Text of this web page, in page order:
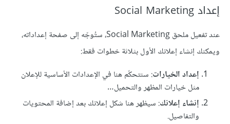
إعداد Social Marketing
عند تفعيل ملحق Social Marketing، ستُوجّه إلى صفحة إعداداته،
ويمكنك إنشاء إعلانك الأول بثلاثة خطوات فقط:
إعداد الخيارات: سنتحكّم هنا في الإعدادات الأساسية للإعلان
مثل خيارات المظهر والتحميل…
إنشاء إعلانك: سيظهر هنا شكل إعلانك بعد إضافة المحتويات
والتفاصيل.